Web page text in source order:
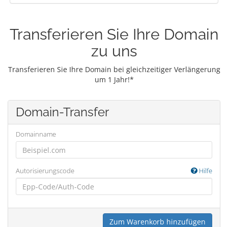
Transferieren Sie Ihre Domain
zu uns
Transferieren Sie Ihre Domain bei gleichzeitiger Verlängerung
um 1 Jahr!*
Domain-Transfer
Domainname
Autorisierungscode Hilfe
Zum Warenkorb hinzufügen